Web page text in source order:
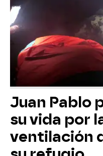
Juan Pablo
su vida por
ventilación